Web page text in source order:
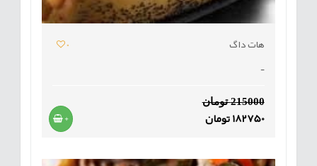
هات داگ
0
-
215000 تومان
182750 تومان +